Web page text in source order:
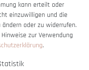
kann erteilt oder
einzuwilligen und die
oder zu widerrufen.
zur Verwendung
.